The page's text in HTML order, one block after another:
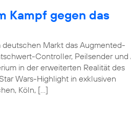
Kampf gegen das
Markt das Augmented-
Controller, Peilsender und
in der erweiterten Realität des
Wars-Highlight in exklusiven
Köln, […]